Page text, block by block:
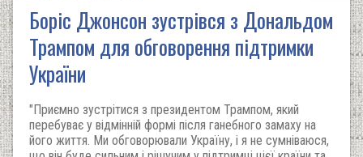
Боріс Джонсон зустрівся з Дональдом
Трампом для обговорення підтримки
України
"Приємно зустрітися з президентом Трампом, який
перебуває у відмінній формі після ганебного замаху на
його життя. Ми обговорювали Україну, і я не сумніваюся,